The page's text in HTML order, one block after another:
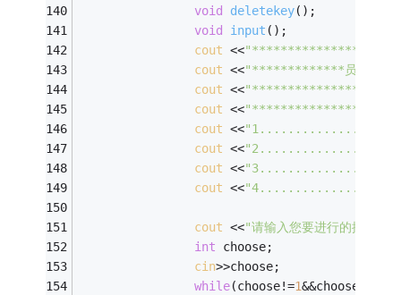
void
deletekey() ;
void
input () ;
cout <<
cout <<"*************员工管
cout <<
cout <<"******************欢
cout <<
cout <<
cout <<
cout <<
cout <<"请输入您要进行的操作："
int choose;
cin>>choose;
while(choose!=1&&choose!=